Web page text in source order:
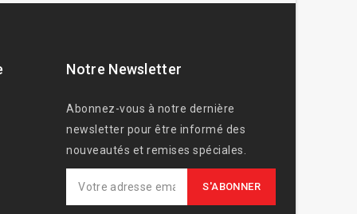
Notre Newsletter
Abonnez-vous à notre dernière
newsletter pour être informé des
nouveautés et remises spéciales.